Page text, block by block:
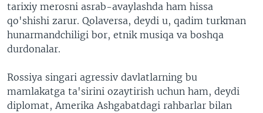
tarixiy merosni asrab-avaylashda ham hissa
qo'shishi zarur. Qolaversa, deydi u, qadim turkman
hunarmandchiligi bor, etnik musiqa va boshqa
durdonalar.
Rossiya singari agressiv davlatlarning bu
mamlakatga ta'sirini ozaytirish uchun ham, deydi
diplomat, Amerika Ashgabatdagi rahbarlar bilan